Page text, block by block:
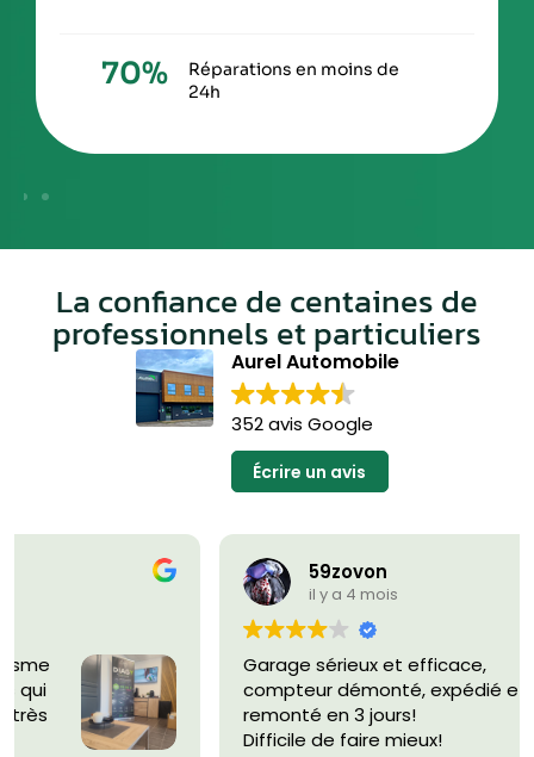
0h
La confiance de centaines de
professionnels et particuliers
Aurel Automobile
352 avis Google
Écrire un avis
59zovon
Garage sérieux et efficace,
compteur démonté, expédié et
remonté en 3 jours!
Difficile de faire mieux!